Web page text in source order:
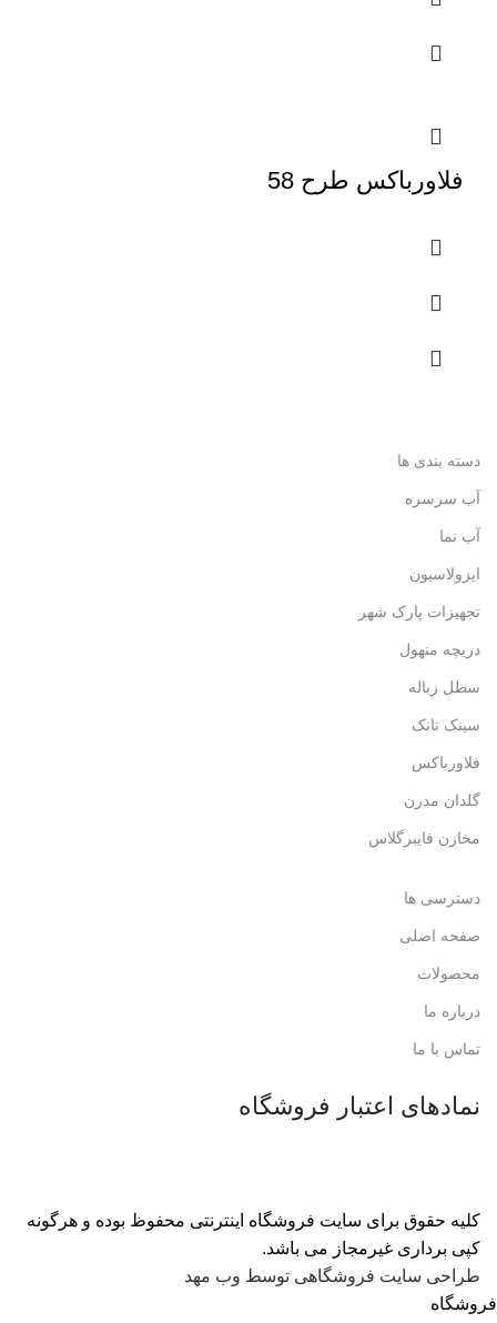
فلاورباکس طرح 58
دسته بندی ها
آب سرسره
آب نما
ایزولاسیون
تجهیزات پارک شهر
دریچه منهول
سطل زباله
سینک تانک
فلاورباکس
گلدان مدرن
مخازن فایبرگلاس
دسترسی ها
صفحه اصلی
محصولات
درباره ما
تماس با ما
نمادهای اعتبار فروشگاه
کلیه حقوق برای سایت فروشگاه اینترنتی محفوظ بوده و هرگونه
کپی برداری غیرمجاز می باشد.
طراحی سایت فروشگاهی توسط وب مهد
فروشگاه